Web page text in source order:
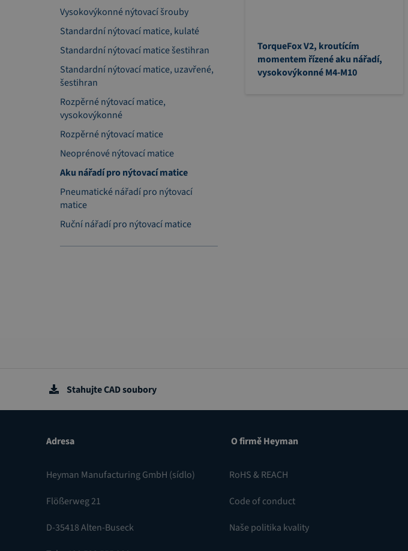
TorqueFox V2, kroutícím
momentem ří­zené aku nářadí,
vysokovýkonné M4-M10
Vysokovýkonné nýtovací šrouby
Standardní nýtovací matice, kulaté
Standardní nýtovací matice šestihran
Standardní nýtovací matice, uzavřené,
šestihran
Rozpěrné nýtovací matice,
vysokovýkonné
Rozpěrné nýtovací matice
Neoprénové nýtovací matice
Aku nářadí pro nýtovací matice
Pneumatické nářadí pro nýtovací
matice
Ruční nářadí pro nýtovací matice
Stahujte CAD soubory
Adresa
Heyman Manufacturing GmbH (sídlo)
Flößerweg 21
D-35418 Alten-Buseck
O firmě Heyman
RoHS & REACH
Code of conduct
Naše politika kvality